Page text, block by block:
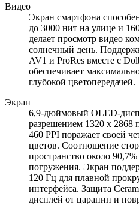
Видео
Экран смартфона
до 3000 нит на улице и
делает просмотр видео
солнечный день.
AV1 и ProRes вместе с
обеспечивает
глубокой цветопередачей.
Экран
6,9-дюймовый OLED-
разрешением 1320 x 2868
460 PPI поражает своей
цветов. Соотношение
пространство около
погружения. Экран
120 Гц для плавной
интерфейса. Защита
дисплей от царапин и